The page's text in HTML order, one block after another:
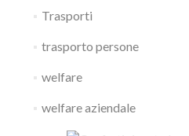
Trasporti
trasporto persone
welfare
welfare aziendale